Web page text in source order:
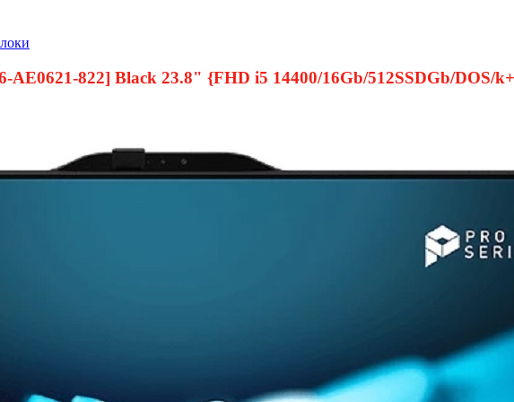
822] Black 23.8" {FHD i5 14400/16Gb/512SSDGb/DOS/